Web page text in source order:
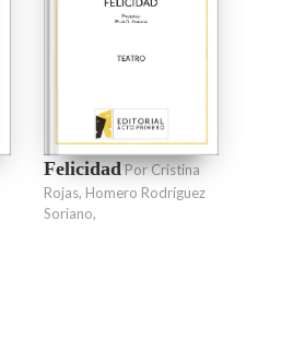
FelicidadPor Cristina
Rojas, Homero Rodríguez
Soriano,